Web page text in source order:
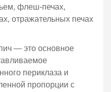
флеш-печах,
отражательных печах
— это основное
периклаза и
пропорции с